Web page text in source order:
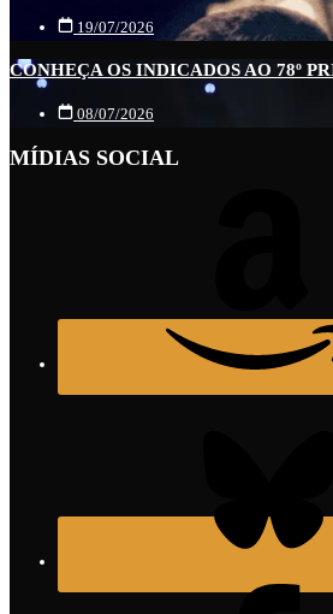
19/07/2026
CONHEÇA OS INDICADOS AO 78º
08/07/2026
MÍDIAS SOCIAL